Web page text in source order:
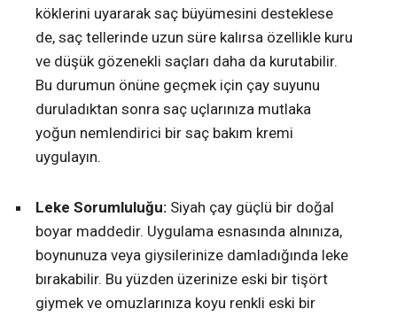
köklerini uyararak saç büyümesini desteklese
de, saç tellerinde uzun süre kalırsa özellikle kuru
ve düşük gözenekli saçları daha da kurutabilir.
Bu durumun önüne geçmek için çay suyunu
duruladıktan sonra saç uçlarınıza mutlaka
yoğun nemlendirici bir saç bakım kremi
uygulayın.
Leke Sorumluluğu: Siyah çay güçlü bir doğal
boyar maddedir. Uygulama esnasında alnınıza,
boynunuza veya giysilerinize damladığında leke
bırakabilir. Bu yüzden üzerinize eski bir tişört
giymek ve omuzlarınıza koyu renkli eski bir